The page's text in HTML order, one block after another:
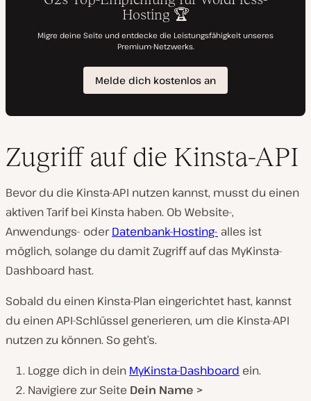
Zugriff auf die Kinsta-API
Bevor du die Kinsta-API nutzen kannst, musst du einen
aktiven Tarif bei Kinsta haben. Ob Website-,
Anwendungs- oderDatenbank-Hosting- alles ist
möglich, solange du damit Zugriff auf das MyKinsta-
Dashboard hast.
Sobald du einen Kinsta-Plan eingerichtet hast, kannst
du einen API-Schlüssel generieren, um die Kinsta-API
nutzen zu können. So geht’s.
Logge dich in dein MyKinsta-Dashboard ein.
Navigiere zur Seite Dein Name >